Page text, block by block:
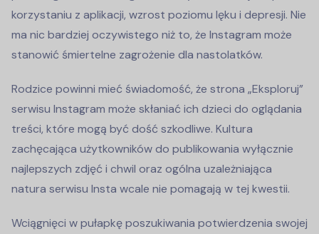
korzystaniu z aplikacji, wzrost poziomu lęku i depresji. Nie
ma nic bardziej oczywistego niż to, że Instagram może
stanowić śmiertelne zagrożenie dla nastolatków.
Rodzice powinni mieć świadomość, że strona „Eksploruj”
serwisu Instagram może skłaniać ich dzieci do oglądania
treści, które mogą być dość szkodliwe. Kultura
zachęcająca użytkowników do publikowania wyłącznie
najlepszych zdjęć i chwil oraz ogólna uzależniająca
natura serwisu Insta wcale nie pomagają w tej kwestii.
Wciągnięci w pułapkę poszukiwania potwierdzenia swojej